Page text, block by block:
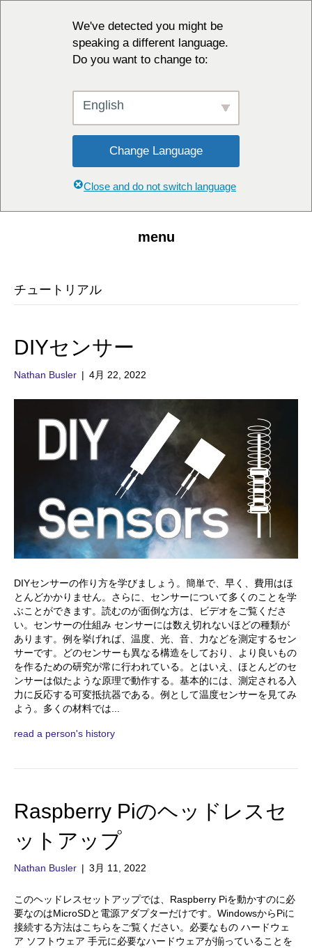
We've detected you might be
speaking a different language.
Do you want to change to:
English
Change Language
Close and do not switch language
menu
チュートリアル
DIYセンサー
Nathan Busler | 4月 22, 2022
DIYセンサーの作り方を学びましょう。簡単で、早く、費用はほ
とんどかかりません。さらに、センサーについて多くのことを学
ぶことができます。読むのが面倒な方は、ビデオをご覧くださ
い。センサーの仕組み センサーには数え切れないほどの種類が
あります。例を挙げれば、温度、光、音、力などを測定するセン
サーです。どのセンサーも異なる構造をしており、より良いもの
を作るための研究が常に行われている。とはいえ、ほとんどのセ
ンサーは似たような原理で動作する。基本的には、測定される入
力に反応する可変抵抗器である。例として温度センサーを見てみ
よう。多くの材料では...
read a person's history
Raspberry Piのヘッドレスセ
ットアップ
Nathan Busler | 3月 11, 2022
このヘッドレスセットアップでは、Raspberry Piを動かすのに必
要なのはMicroSDと電源アダプターだけです。WindowsからPiに
接続する方法はこちらをご覧ください。必要なもの ハードウェ
ア ソフトウェア 手元に必要なハードウェアが揃っていることを